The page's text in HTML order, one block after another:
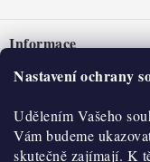
Nastavení ochrany
Udělením Vašeho
Vám budeme
skutečně zajímají. K
pInformace
Nepřevzetí zásilky na
Obchodní podmínky
Hodnocení obchodu
O nás
Historie
O nákupu